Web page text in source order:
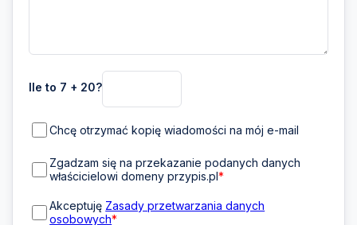
Ile to 7 + 20?
Chcę otrzymać kopię wiadomości na mój e-mail
Zgadzam się na przekazanie podanych danych
właścicielowi domeny przypis.pl*
Akceptuję Zasady przetwarzania danych
osobowych*